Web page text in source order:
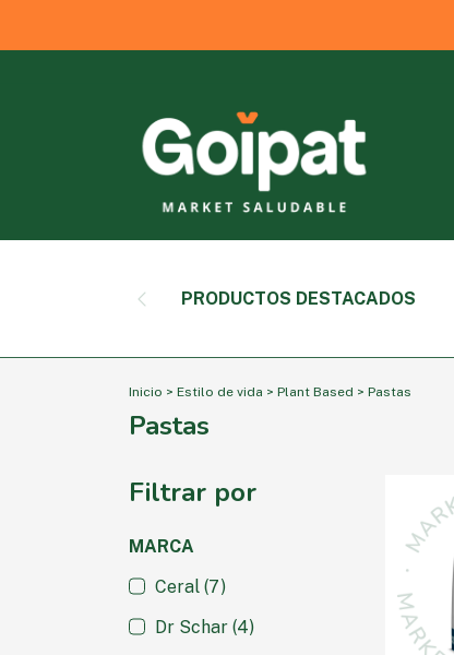
PRODUCTOS DESTACADOS
Inicio > Estilo de vida > Plant Based > Pastas
Pastas
Filtrar por
MARCA
Ceral (7)
Dr Schar (4)